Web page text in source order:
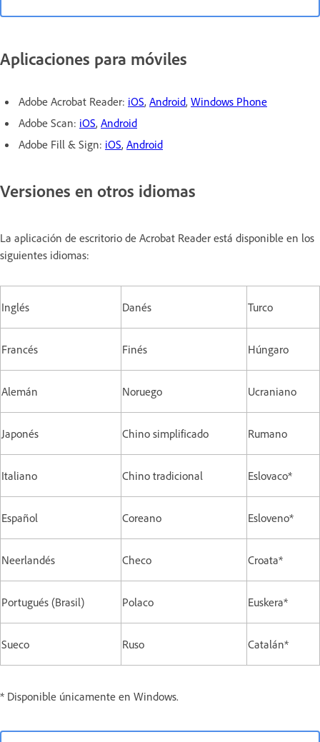
Aplicaciones para móviles
Adobe Acrobat Reader: iOS, Android, Windows Phone
Adobe Scan: iOS, Android
Adobe Fill & Sign: iOS, Android
Versiones en otros idiomas
La aplicación de escritorio de Acrobat Reader está disponible en los
siguientes idiomas:
Inglés Danés Turco
Francés Finés Húngaro
Alemán Noruego Ucraniano
Japonés Chino simplificado Rumano
Italiano Chino tradicional Eslovaco*
Español Coreano Esloveno*
Neerlandés Checo Croata*
Portugués (Brasil) Polaco Euskera*
Sueco Ruso Catalán*
* Disponible únicamente en Windows.